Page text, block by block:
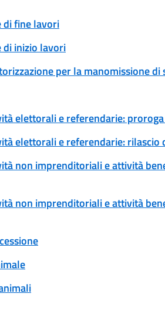
di fine lavori
di inizio lavori
per la manomissione
elettorali e referendarie:
elettorali e referendarie: rilascio
non imprenditoriali e attività
non imprenditoriali e attività